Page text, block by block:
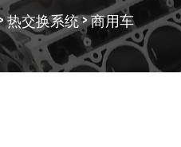
热交换系统>商用车